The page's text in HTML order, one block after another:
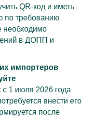
QR-код и иметь
по требованию
необходимо
в ДОПП и
импортеров
с 1 июля 2026 года
внести его
после